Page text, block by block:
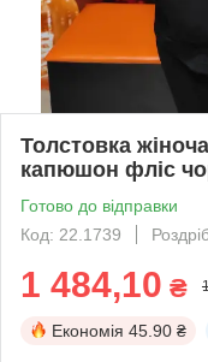
Толстовка
капюшон фліс
Готово до відправки
Код: 22.1739
1 484,10 ₴
Економія 45.90 ₴